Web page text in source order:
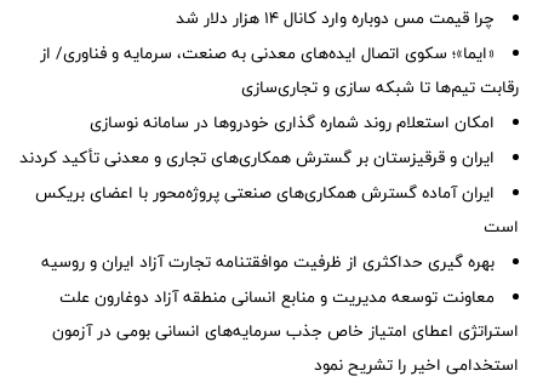
چرا قیمت مس دوباره وارد کانال ۱۴ هزار دلار شد
«ایما»؛ سکوی اتصال ایده‌های معدنی به صنعت، سرمایه و فناوری/ از
رقابت تیم‌ها تا شبکه سازی و تجاری‌سازی
امکان استعلام روند شماره گذاری خودروها در سامانه نوسازی
ایران و قرقیزستان بر گسترش همکاری‌های تجاری و معدنی تأکید کردند
ایران آماده گسترش همکاری‌های صنعتی پروژه‌محور با اعضای بریکس
است
بهره گیری حداکثری از ظرفیت موافقتنامه تجارت آزاد ایران و روسیه
معاونت توسعه مدیریت و منابع انسانی منطقه آزاد دوغارون علت
استراتژی اعطای امتیاز خاص جذب سرمایه‌های انسانی بومی در آزمون
استخدامی اخیر را تشریح نمود